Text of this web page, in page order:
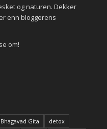
og naturen. Dekker
enn bloggerens
om!
Bhagavad Gita
detox